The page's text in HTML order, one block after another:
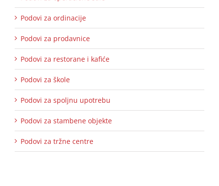
Podovi za ordinacije
Podovi za prodavnice
Podovi za restorane i kafiće
Podovi za škole
Podovi za spoljnu upotrebu
Podovi za stambene objekte
Podovi za tržne centre